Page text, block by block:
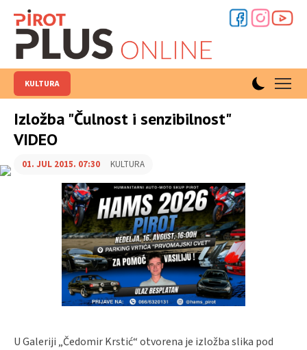
KULTURA
Izložba "Čulnost i senzibilnost"
VIDEO
01. JUL 2015. 07:30 KULTURA
U Galeriji „Čedomir Krstić“ otvorena je izložba slika pod